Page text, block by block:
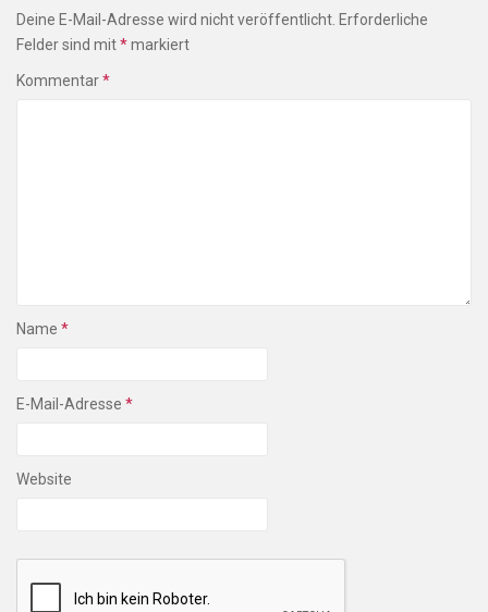
Deine E-Mail-Adresse wird nicht veröffentlicht. Erforderliche
Felder sind mit*markiert
Kommentar*
Name *
E-Mail-Adresse *
Website